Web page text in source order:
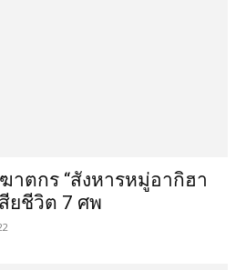
ตกร “สังหารหมู่อากิฮา
ยชีวิต 7 ศพ